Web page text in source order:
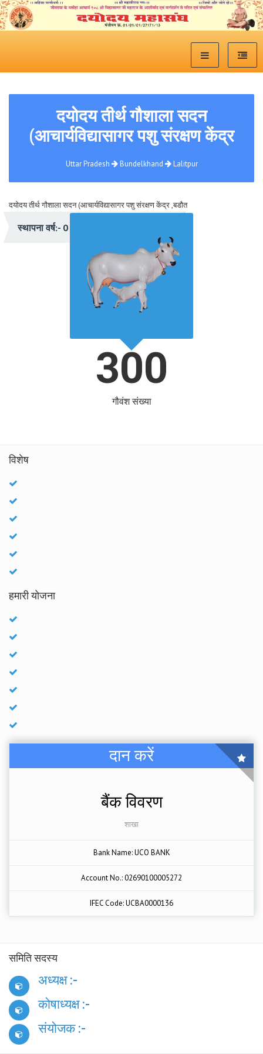
दयोदय तीर्थ गौशाला सदन
(आचार्यविद्यासागर पशु संरक्षण केंद्र
Uttar Pradesh Bundelkhand Lalitpur
दयोदय तीर्थ गौशाला सदन (आचार्यविद्यासागर पशु संरक्षण केंद्र ,बडौत
प्रेरणा:- संत शिरोमणी श्री विद्यासागरजी महाराज
स्थापना वर्ष:- 0
300
गौवंश संख्या
विशेष
हमारी योजना
दान करें
बैंक विवरण
शाखा
Bank Name: UCO BANK
Account No.: 02690100005272
IFEC Code: UCBA0000136
समिति सदस्य
अध्यक्ष :-
कोषाध्यक्ष :-
संयोजक :-